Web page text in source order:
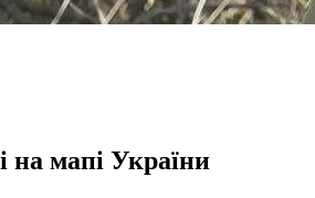
на мапі України